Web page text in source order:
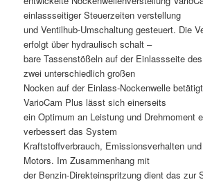
einlassseitiger Steuerzeiten verstellung
und Ventilhub-Umschaltung gesteuert. Die
erfolgt über hydraulisch schalt –
bare Tassenstößeln auf der Einlassseite
zwei unterschiedlich großen
Nocken auf der Einlass-Nockenwelle
VarioCam Plus lässt sich einerseits
ein Optimum an Leistung und Drehmoment
verbessert das System
Kraftstoffverbrauch, Emissionsverhalten
Motors. Im Zusammenhang mit
der Benzin-Direkteinspritzung dient das zur